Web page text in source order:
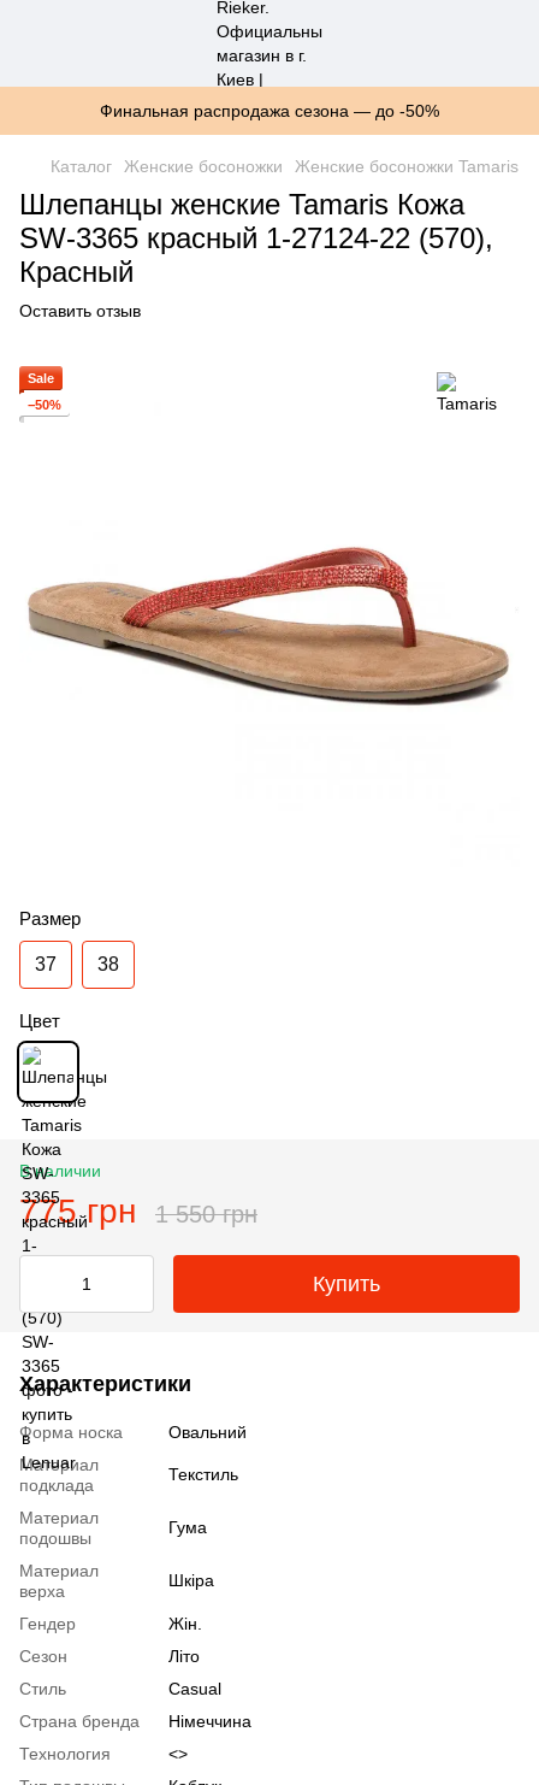
Финальная распродажа сезона — до -50%
Каталог Женские босоножки Женские босоножки Tamaris
Шлепанцы женские Tamaris Кожа
SW-3365 красный 1-27124-22 (570),
Красный
Оставить отзыв
Sale
−50%
Размер
37 38
Цвет
В наличии
775 грн 1 550 грн
Купить
Характеристики
Форма носка
Овальний
Материал
подклада
Текстиль
Материал
подошвы
Гума
Материал
верха
Шкіра
Гендер
Жін.
Сезон
Літо
Стиль
Casual
Страна бренда
Німеччина
Технология
<>